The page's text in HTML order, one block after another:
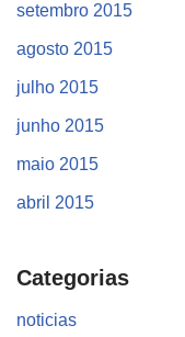
setembro 2015
agosto 2015
julho 2015
junho 2015
maio 2015
abril 2015
Categorias
noticias